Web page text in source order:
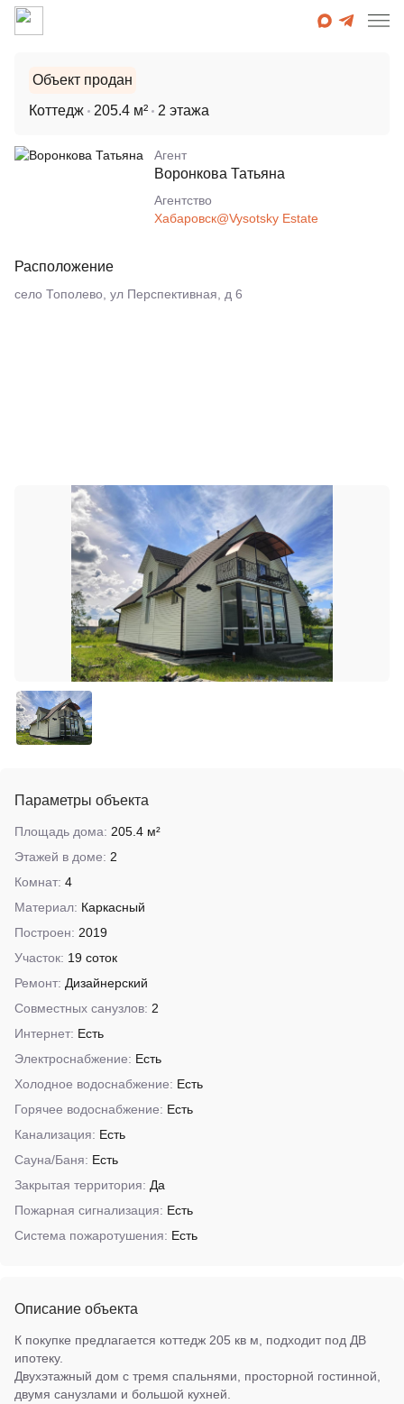
Объект продан
Коттедж
205.4 м² 2 этажа
Агент
Воронкова Татьяна
Агентcтво
Хабаровск@Vysotsky Estate
Расположение
село Тополево, ул Перспективная, д 6
Параметры объекта
Площадь дома: 205.4 м²
Этажей в доме: 2
Комнат: 4
Материал: Каркасный
Построен: 2019
Участок: 19 соток
Ремонт: Дизайнерский
Совместных санузлов: 2
Интернет: Есть
Электроснабжение: Есть
Холодное водоснабжение: Есть
Горячее водоснабжение: Есть
Канализация: Есть
Сауна/Баня: Есть
Закрытая территория: Да
Пожарная сигнализация: Есть
Система пожаротушения: Есть
Описание объекта
К покупке предлагается коттедж 205 кв м, подходит под ДВ
ипотеку.
Двухэтажный дом с тремя спальнями, просторной гостинной,
двумя санузлами и большой кухней.